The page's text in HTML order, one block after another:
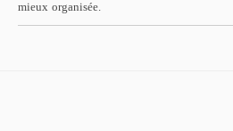
mieux organisée.